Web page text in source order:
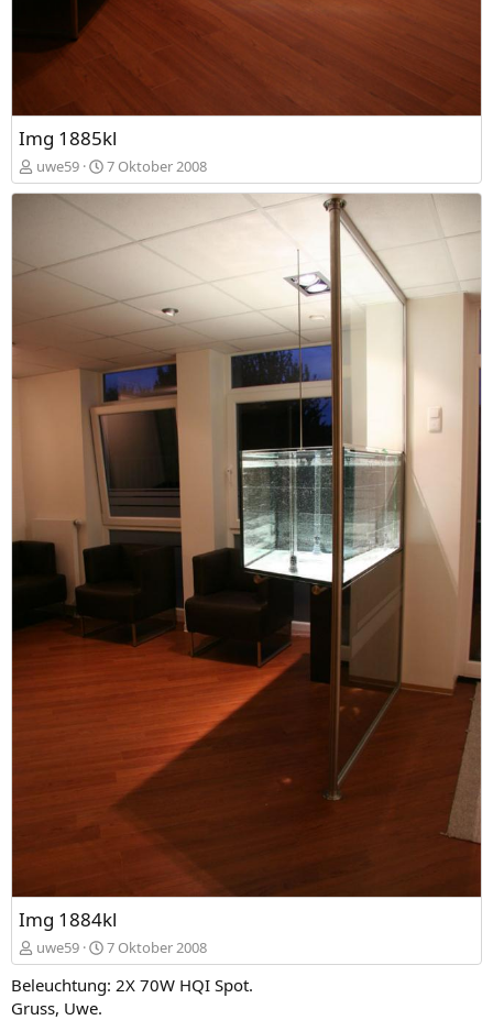
Img 1885kl
uwe59 7 Oktober 2008
Img 1884kl
uwe59 7 Oktober 2008
Beleuchtung: 2X 70W HQI Spot.
Gruss, Uwe.